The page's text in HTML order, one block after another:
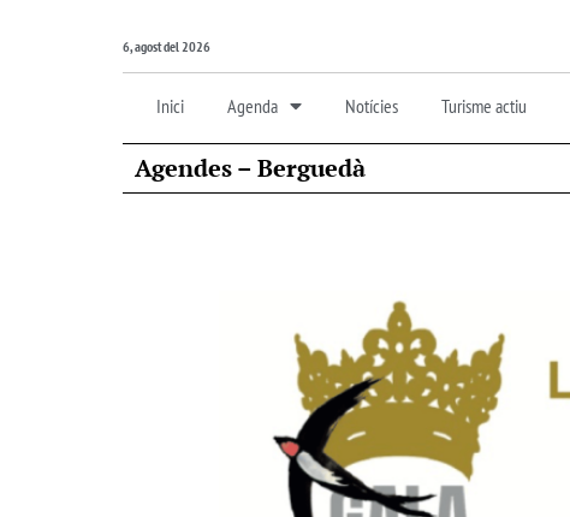
6, agost del 2026
Inici Agenda Notícies Turisme actiu
Agendes – Berguedà